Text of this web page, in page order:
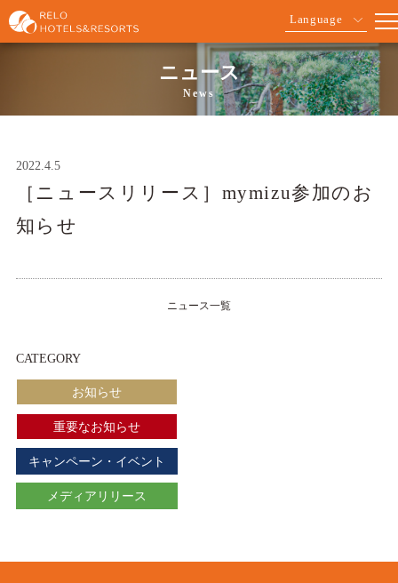
Language
ニュース
News
2022.4.5
［ニュースリリース］mymizu参加のお
知らせ
ニュース一覧
CATEGORY
お知らせ
重要なお知らせ
キャンペーン・イベント
メディアリリース